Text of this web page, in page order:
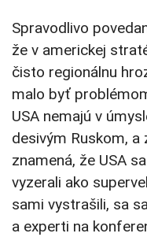
Spravodlivo
že v americkej
čisto regionálnu
malo byť
USA nemajú v
desivým Ruskom,
znamená, že USA
vyzerali ako
sami vystrašili, sa
a experti na